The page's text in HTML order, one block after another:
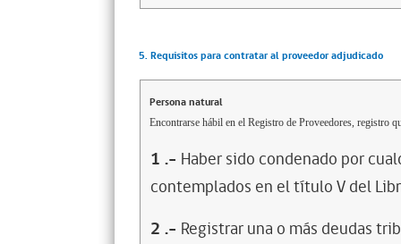
5. Requisitos para contratar al proveedor adjudicado
Persona natural
Encontrarse hábil en el Registro de Proveedores, registro
1 .- Haber sido condenado por
contemplados en el título V del
2 .- Registrar una o más deudas